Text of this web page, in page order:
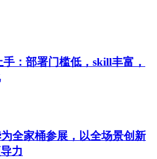
：部署门槛低，skill丰富，
全家桶参展，以全场景创新
力